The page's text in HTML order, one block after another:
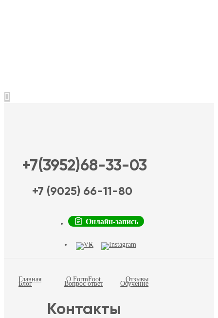
+7(3952)68-33-03
+7 (9025) 66-11-80
Онлайн-запись
Главная О FormFoot Отзывы
Блог Вопрос ответ Обучение
Контакты